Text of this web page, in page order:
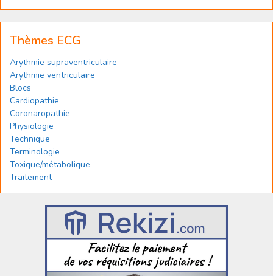
Thèmes ECG
Arythmie supraventriculaire
Arythmie ventriculaire
Blocs
Cardiopathie
Coronaropathie
Physiologie
Technique
Terminologie
Toxique/métabolique
Traitement